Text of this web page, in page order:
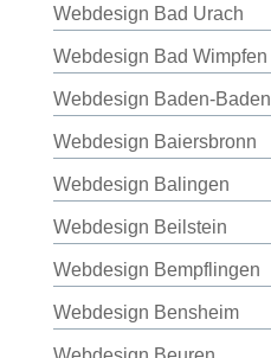
Webdesign Bad Urach
Webdesign Bad Wimpfen
Webdesign Baden-Baden
Webdesign Baiersbronn
Webdesign Balingen
Webdesign Beilstein
Webdesign Bempflingen
Webdesign Bensheim